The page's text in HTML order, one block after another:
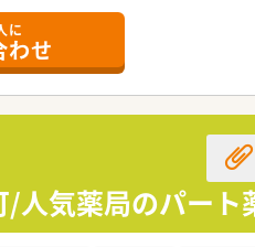
ート2名で日々の患者様の期
密着企業です。
す。
る薬局です。
してご就業頂けます。
行などにもご利用頂けます。
剤師様の負担軽減に努めてお
に
わせ
/人気薬局のパート